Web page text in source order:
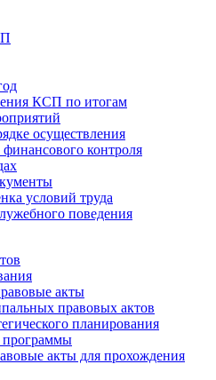
КСП по итогам
осуществления
контроля
условий труда
поведения
акты
правовых актов
планирования
акты для прохождения